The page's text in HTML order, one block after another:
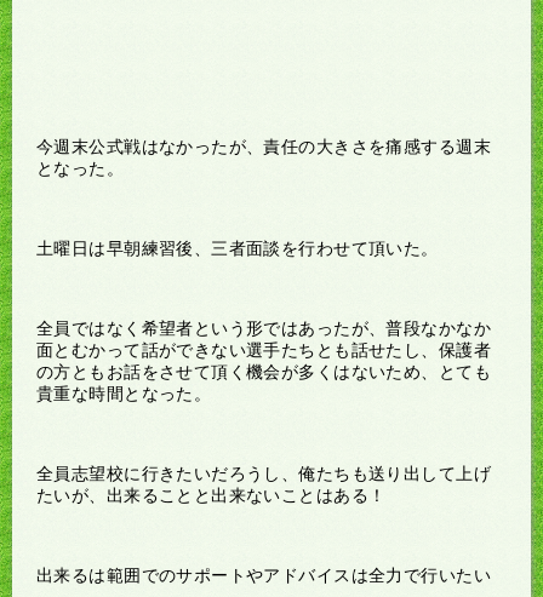
今週末公式戦はなかったが、責任の大きさを痛感する週末
となった。
土曜日は早朝練習後、三者面談を行わせて頂いた。
全員ではなく希望者という形ではあったが、普段なかなか
面とむかって話ができない選手たちとも話せたし、保護者
の方ともお話をさせて頂く機会が多くはないため、とても
貴重な時間となった。
全員志望校に行きたいだろうし、俺たちも送り出して上げ
たいが、出来ることと出来ないことはある！
出来るは範囲でのサポートやアドバイスは全力で行いたい